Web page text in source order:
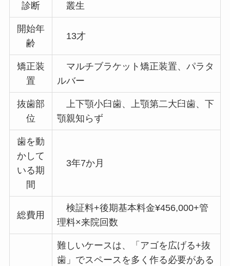
診断 叢生
開始年
齢
13才
矯正装
置
マルチブラケット矯正装置、パラタ
ルバー
抜歯部
位
上下顎小臼歯、上顎第二大臼歯、下
顎親知らず
歯を動
かして
いる期
間
3年7か月
総費用
検証料+後期基本料金¥456,000+管
理料×来院回数
難しいケースは、「アゴを広げる+抜
歯」でスペースを多く作る必要がある